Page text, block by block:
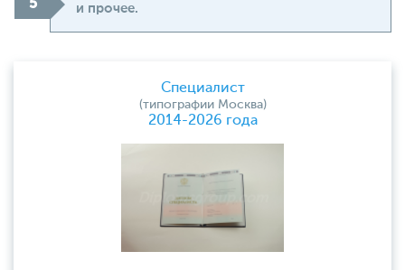
и прочее.
Специалист
(типографии Москва)
2014-2026 года